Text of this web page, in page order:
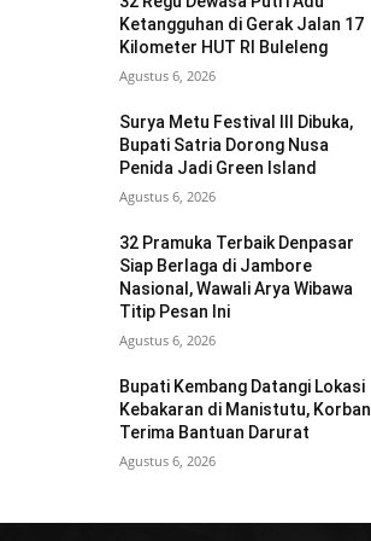
Ketangguhan di Gerak Jalan 17
Kilometer HUT RI Buleleng
Agustus 6, 2026
Surya Metu Festival III Dibuka,
Bupati Satria Dorong Nusa
Penida Jadi Green Island
Agustus 6, 2026
32 Pramuka Terbaik Denpasar
Siap Berlaga di Jambore
Nasional, Wawali Arya Wibawa
Titip Pesan Ini
Agustus 6, 2026
Bupati Kembang Datangi Lokasi
Kebakaran di Manistutu, Korban
Terima Bantuan Darurat
Agustus 6, 2026